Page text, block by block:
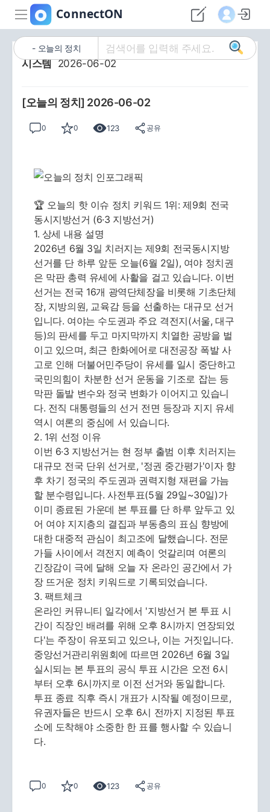
오늘의 정치
시스템 2026-06-02
[오늘의 정치] 2026-06-02
0 0 123 공유
🏆 오늘의 핫 이슈 정치 키워드 1위: 제9회 전국
동시지방선거 (6·3 지방선거)
1. 상세 내용 설명
2026년 6월 3일 치러지는 제9회 전국동시지방
선거를 단 하루 앞둔 오늘(6월 2일), 여야 정치권
은 막판 총력 유세에 사활을 걸고 있습니다. 이번
선거는 전국 16개 광역단체장을 비롯해 기초단체
장, 지방의원, 교육감 등을 선출하는 대규모 선거
입니다. 여야는 수도권과 주요 격전지(서울, 대구
등)의 판세를 두고 마지막까지 치열한 공방을 벌
이고 있으며, 최근 한화에어로 대전공장 폭발 사
고로 인해 더불어민주당이 유세를 일시 중단하고
국민의힘이 차분한 선거 운동을 기조로 잡는 등
막판 돌발 변수와 정국 변화가 이어지고 있습니
다. 전직 대통령들의 선거 전면 등장과 지지 유세
역시 여론의 중심에 서 있습니다.
2. 1위 선정 이유
이번 6·3 지방선거는 현 정부 출범 이후 치러지는
대규모 전국 단위 선거로, '정권 중간평가'이자 향
후 차기 정국의 주도권과 권력지형 재편을 가늠
할 분수령입니다. 사전투표(5월 29일~30일)가
이미 종료된 가운데 본 투표를 단 하루 앞두고 있
어 여야 지지층의 결집과 부동층의 표심 향방에
대한 대중적 관심이 최고조에 달했습니다. 전문
가들 사이에서 격전지 예측이 엇갈리며 여론의
긴장감이 극에 달해 오늘 자 온라인 공간에서 가
장 뜨거운 정치 키워드로 기록되었습니다.
3. 팩트체크
온라인 커뮤니티 일각에서 '지방선거 본 투표 시
간이 직장인 배려를 위해 오후 8시까지 연장되었
다'는 주장이 유포되고 있으나, 이는 거짓입니다.
중앙선거관리위원회에 따르면 2026년 6월 3일
실시되는 본 투표의 공식 투표 시간은 오전 6시
부터 오후 6시까지로 이전 선거와 동일합니다.
투표 종료 직후 즉시 개표가 시작될 예정이므로,
유권자들은 반드시 오후 6시 전까지 지정된 투표
소에 도착해야 소중한 한 표를 행사할 수 있습니
다.
0 0 123 공유